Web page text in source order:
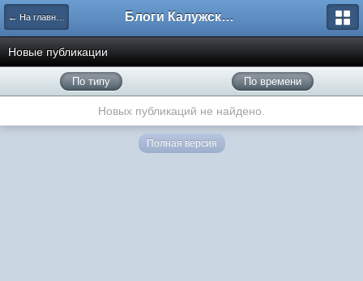
← На главную Блоги Калужского перекрестка
Новые публикации
По типу По времени
Новых публикаций не найдено.
Полная версия